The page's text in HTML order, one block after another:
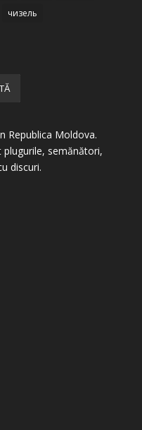
чизель
Republica Moldova.
semănători,
discuri.